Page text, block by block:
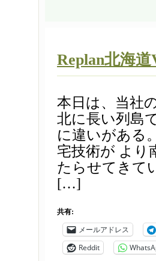
Replan北海
本日は、当社
北に長い列島
に違いがある
宅技術が より
たらせてきて
[…]
共有:
メールアドレス
Reddit